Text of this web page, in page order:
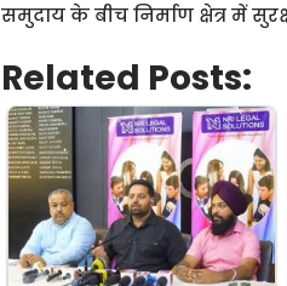
समुदाय के बीच निर्माण क्षेत्र में
Related Posts: